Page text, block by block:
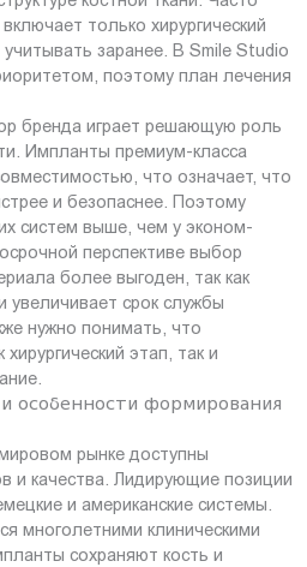
только хирургический
заранее. В Smile Studio
поэтому план лечения
бренда играет решающую роль
Импланты премиум-класса
что означает, что
и безопаснее. Поэтому
систем выше, чем у эконом-
перспективе выбор
более выгоден, так как
увеличивает срок службы
нужно понимать, что
этап, так и
особенности формирования
рынке доступны
и качества. Лидирующие позиции
и американские системы.
многолетними клиническими
сохраняют кость и